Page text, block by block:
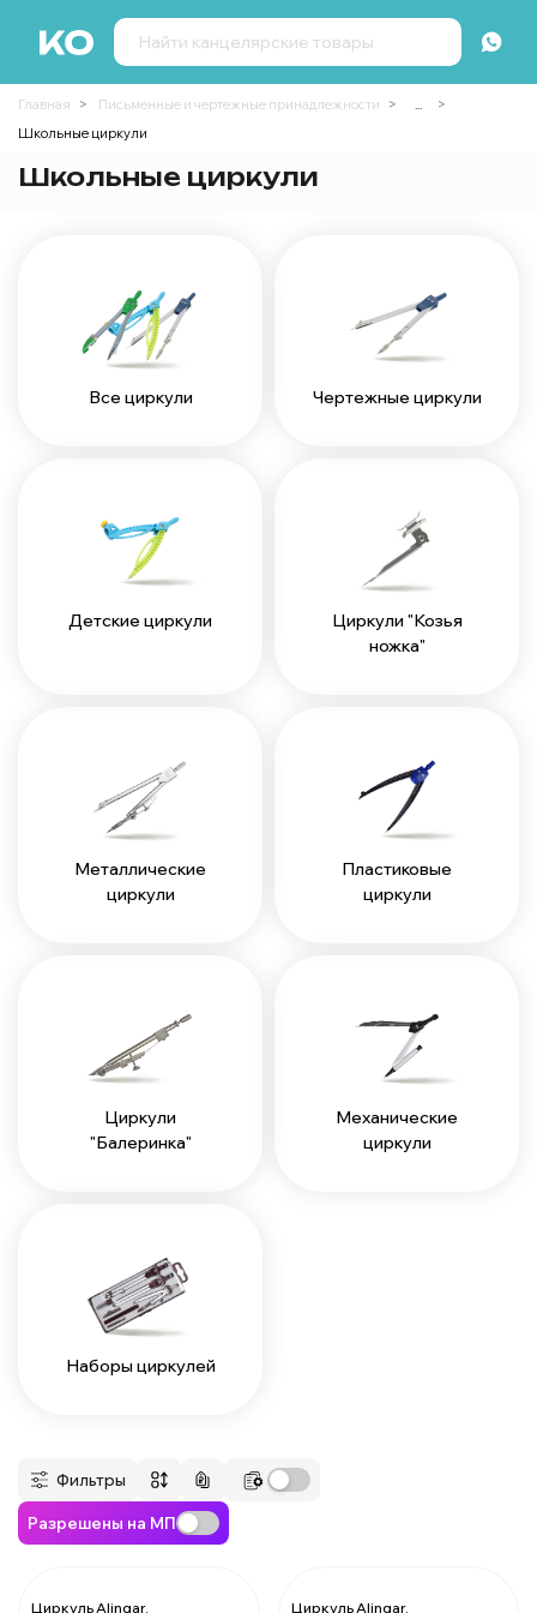
Главная Письменные и чертежные принадлежности
...
Школьные циркули
Школьные циркули
Все циркули Чертежные циркули
Детские циркули
Циркули "Козья
ножка"
Металлические
циркули
Пластиковые
циркули
Циркули
"Балеринка"
Механические
циркули
Наборы циркулей
Фильтры
Разрешены на МП
Циркуль Alingar,
Циркуль Alingar,